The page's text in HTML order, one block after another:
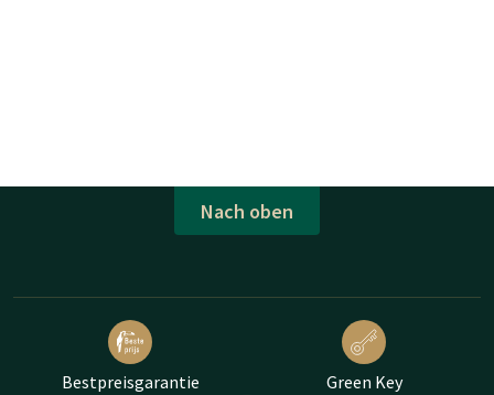
Nach oben
Bestpreisgarantie Green Key